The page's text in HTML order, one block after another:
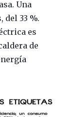
Una
del 33 %.
es
de